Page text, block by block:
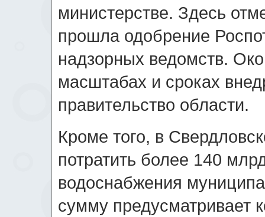
министерстве. Здесь
прошла одобрение
надзорных ведомств.
масштабах и сроках
правительство области.
Кроме того, в
потратить более 140
водоснабжения
сумму предусматривает